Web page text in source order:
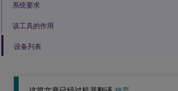
系统要求
该工具的作用
设备列表